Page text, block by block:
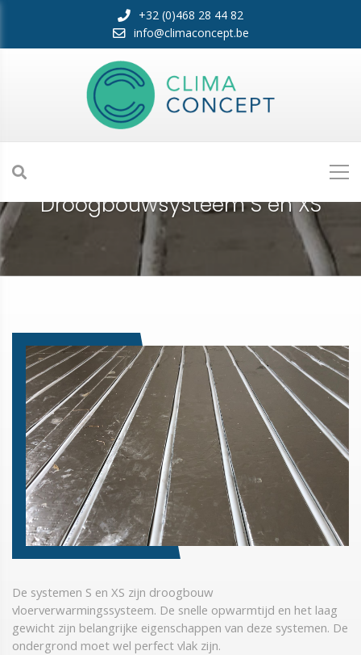
+32 (0)468 28 44 82
info@climaconcept.be
Droogbouwsysteem S en XS
De systemen S en XS zijn droogbouw
vloerverwarmingssysteem. De snelle opwarmtijd en het laag
gewicht zijn belangrijke eigenschappen van deze systemen. De
ondergrond moet wel perfect vlak zijn.